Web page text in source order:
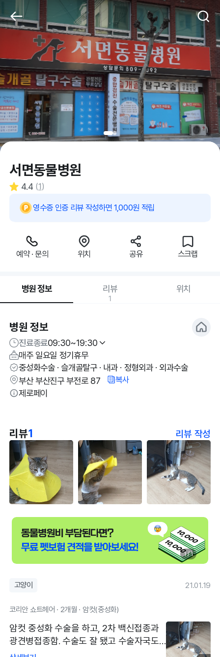
서면동물병원
4.4 (1)
영수증 인증 리뷰 작성하면 1,000원 적립
예약 · 문의 위치 공유 스크랩
병원 정보 리뷰
1
위치
병원 정보
진료종료09:30~19:30
매주 일요일 정기휴무
중성화수술 · 슬개골탈구 · 내과 · 정형외과 · 외과수술
부산 부산진구 부전로 87
복사
제로페이
리뷰1 리뷰 작성
1 / 1
고양이 21.01.19
코리안 쇼트헤어 · 2개월 · 암컷(중성화)
암컷 중성화 수술을 하고, 2차 백신접종과
광견병접종함. 수술도 잘 됐고 수술자국도
깔끔하게 나았어요. 수술 후 관리방법 잘 설